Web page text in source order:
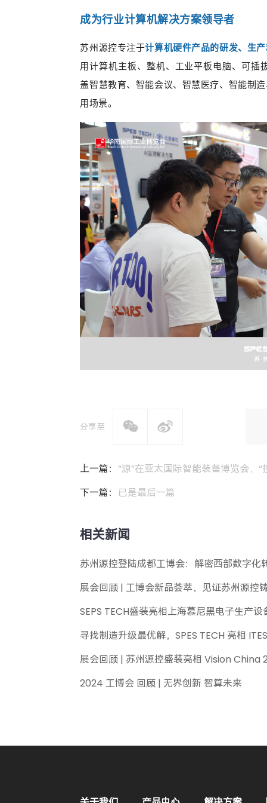
成为行业计算机解决方案领导者
苏州源控专注于计算机硬件产品的研发、生
用计算机主板、整机、工业平板电脑、可插
盖智慧教育、智能会议、智慧医疗、智能制
用场景。
分享至
上一篇：“源”在亚太国际智能装备博览会，
下一篇： 已是最后一篇
相关新闻
苏州源控登陆成都工博会：解密西部数字化
展会回顾 | 工博会新品荟萃，见证苏州源控
SEPS TECH盛装亮相上海慕尼黑电子生产设
寻找制造升级最优解，SPES TECH 亮相
展会回顾 | 苏州源控盛装亮相 Vision China
2024 工博会 回顾 | 无界创新 智算未来